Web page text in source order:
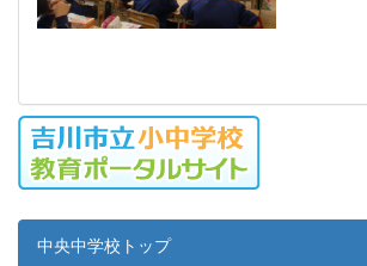
中央中学校トップ